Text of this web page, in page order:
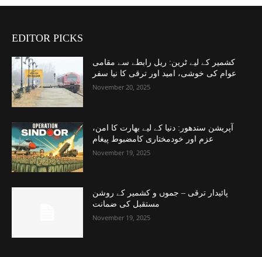
EDITOR PICKS
کشمیر کے لیے ٹرین: ریل رابطے سے مقامی
عوام کی خوشی، امید اور ترقی کا نیا سفر
November 20, 2025
آپریشن سندھور: دنیا کے لیے بھارت کا امن،
عزم اور خودمختاری کامضبوط پیغام
November 19, 2025
پائیدار ترقی – جموں و کشمیر کے روشن
مستقبل کی ضمانت
November 19, 2025